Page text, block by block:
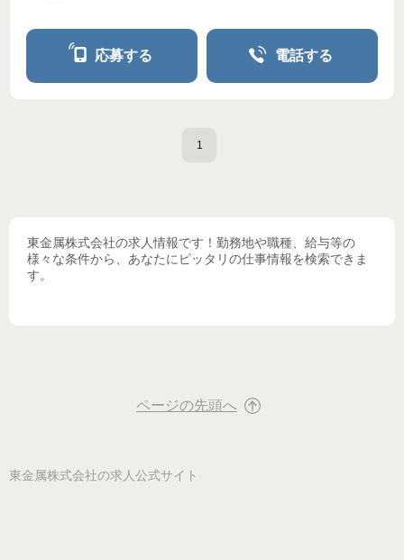
応募する 電話する
1
東金属株式会社の求人情報です！勤務地や職種、給与等の
様々な条件から、あなたにピッタリの仕事情報を検索できま
す。
ページの先頭へ
東金属株式会社の求人公式サイト